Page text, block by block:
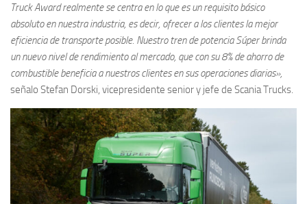
Truck Award realmente se centra en lo que es un requisito básico
absoluto en nuestra industria, es decir, ofrecer a los clientes la mejor
eficiencia de transporte posible. Nuestro tren de potencia Súper brinda
un nuevo nivel de rendimiento al mercado, que con su 8% de ahorro de
combustible beneficia a nuestros clientes en sus operaciones diarias»,
señalo Stefan Dorski, vicepresidente senior y jefe de Scania Trucks.